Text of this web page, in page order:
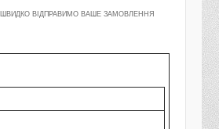
ШВИДКО ВІДПРАВИМО ВАШЕ ЗАМОВЛЕННЯ